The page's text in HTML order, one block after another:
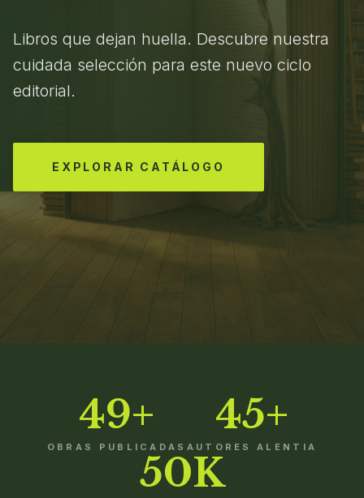
Libros que dejan huella. Descubre nuestra
cuidada selección para este nuevo ciclo
editorial.
EXPLORAR CATÁLOGO
49+
OBRAS PUBLICADAS
45+
AUTORES ALENTIA
50K